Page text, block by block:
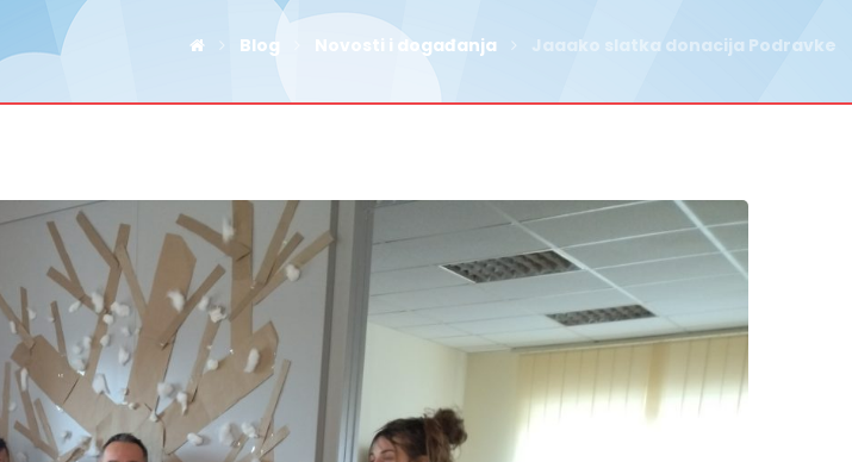
Blog Novosti i događanja Jaaako slatka donacija Podravke